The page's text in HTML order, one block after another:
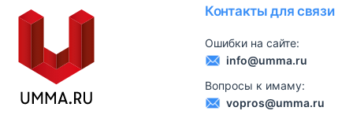
Контакты для связи
Ошибки на сайте:
info@umma.ru
Вопросы к имаму:
vopros@umma.ru